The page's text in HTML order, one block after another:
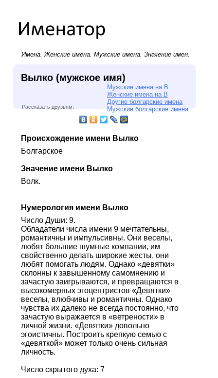
Имена.Женские имена. Мужские имена. Значение имен.
Вылко (мужское имя)
Мужские имена на В
Женские имена на В
Другие болгарские имена
Мужские болгарские имена
Рассказать друзьям:
Происхождение имени Вылко
Болгарское
Значение имени Вылко
Волк.
Нумерология имени Вылко
Число Души: 9.
Обладатели числа имени 9 мечтательны,
романтичны и импульсивны. Они веселы,
любят большие шумные компании, им
свойственно делать широкие жесты, они
любят помогать людям. Однако «девятки»
склонны к завышенному самомнению и
зачастую заигрываются, и превращаются в
высокомерных эгоцентристов «Девятки»
веселы, влюбчивы и романтичны. Однако
чувства их далеко не всегда постоянно, что
зачастую выражается в «ветрености» в
личной жизни. «Девятки» довольно
эгоистичны. Построить крепкую семью с
«девяткой» может только очень сильная
личность.
Число скрытого духа: 7